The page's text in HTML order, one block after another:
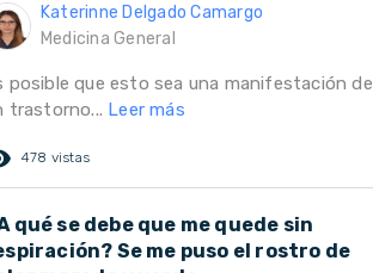
Katerinne Delgado Camargo
Medicina General
posible que esto sea una manifestación de
trastorno... Leer más
478 vistas
qué se debe que me quede sin
Se me puso el rostro de